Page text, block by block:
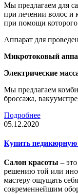
Мы предлагаем для
при лечении волос и
при помощи
Аппарат для
Микротоковый
Электрические
Мы предлагаем
броссажа,
Подробнее
05.12.2020
Купить педикюрную
Салон красоты –
решению той или
мастеру ощущать
современнейшим